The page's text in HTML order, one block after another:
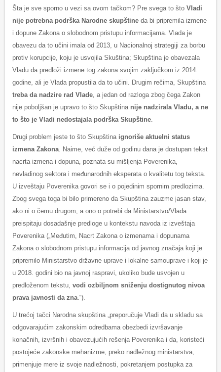
Šta je sve sporno u vezi sa ovom tačkom? Pre svega to što Vladi
nije potrebna podrška Narodne skupštine da bi pripremila izmene
i dopune Zakona o slobodnom pristupu informacijama. Vlada je
obavezu da to učini imala od 2013, u Nacionalnoj strategiji za borbu
protiv korupcije, koju je usvojila Skuština; Skupština je obavezala
Vladu da predloži izmene tog zakona svojim zaključkom iz 2014.
godine, ali je Vlada propustila da to učini. Drugim rečima, Skupština
treba da nadzire rad Vlade, a jedan od razloga zbog čega Zakon
nije poboljšan je upravo to što Skupština nije nadzirala Vladu, a ne
to što je Vladi nedostajala podrška Skupštine.
Drugi problem jeste to što Skupština ignoriše aktuelni status
izmena Zakona. Naime, već duže od godinu dana je dostupan tekst
nacrta izmena i dopuna, poznata su mišljenja Poverenika,
nevladinog sektora i međunarodnih eksperata o kvalitetu tog teksta.
U izveštaju Poverenika govori se i o pojedinim spornim predlozima.
Zbog svega toga bi bilo primereno da Skupština zauzme jasan stav,
ako ni o čemu drugom, a ono o potrebi da Ministarstvo/Vlada
preispitaju dosadašnje predloge u kontekstu navoda iz izveštaja
Poverenika („Međutim, Nacrt Zakona o izmenama i dopunama
Zakona o slobodnom pristupu informacija od javnog značaja koji je
pripremilo Ministarstvo državne uprave i lokalne samouprave i koji je
u 2018. godini bio na javnoj raspravi, ukoliko bude usvojen u
predloženom tekstu, vodi ozbiljnom sniženju dostignutog nivoa
prava javnosti da zna.“).
U trećoj tačci Narodna skupština „preporučuje Vladi da u skladu sa
odgovarajućim zakonskim odredbama obezbedi izvršavanje
konačnih, izvršnih i obavezujućih rešenja Poverenika i da, koristeći
postojeće zakonske mehanizme, preko nadležnog ministarstva,
primenjuje mere iz svoje nadležnosti, pokretanjem postupka za